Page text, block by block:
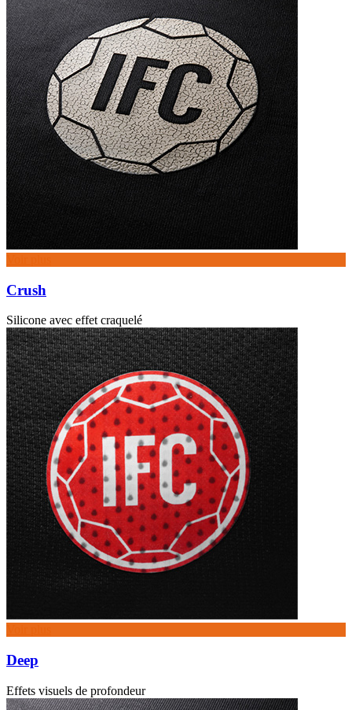
Crush
Silicone avec effet craquelé
Deep
Effets visuels de profondeur